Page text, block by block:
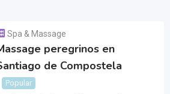
Spa & Massage
peregrinos en
de Compostela
Popular